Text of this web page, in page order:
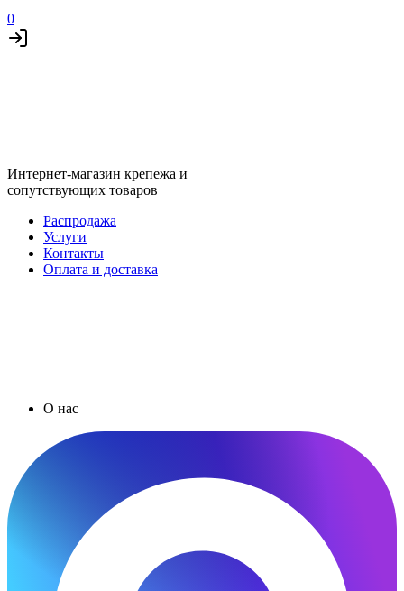
0
Интернет-магазин крепежа и
сопутствующих товаров
Распродажа
Услуги
Контакты
Оплата и доставка
О нас